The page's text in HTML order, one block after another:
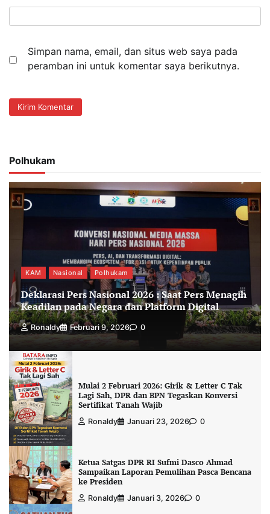
Simpan nama, email, dan situs web saya pada
peramban ini untuk komentar saya berikutnya.
Polhukam
KAM Nasional Polhukam
Deklarasi Pers Nasional 2026 : Saat Pers Menagih
Keadilan pada Negara dan Platform Digital
Ronaldy Februari 9, 2026 0
Mulai 2 Februari 2026: Girik & Letter C Tak
Lagi Sah, DPR dan BPN Tegaskan Konversi
Sertifikat Tanah Wajib
Ronaldy Januari 23, 2026 0
Ketua Satgas DPR RI Sufmi Dasco Ahmad
Sampaikan Laporan Pemulihan Pasca Bencana
ke Presiden
Ronaldy Januari 3, 2026 0